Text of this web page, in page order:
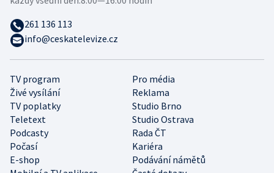
TV program
Pro média
Živé vysílání
Reklama
TV poplatky
Studio Brno
Teletext
Studio Ostrava
Podcasty
Rada ČT
Počasí
Kariéra
E-shop
Podávání námětů
261 136 113
info@ceskatelevize.cz